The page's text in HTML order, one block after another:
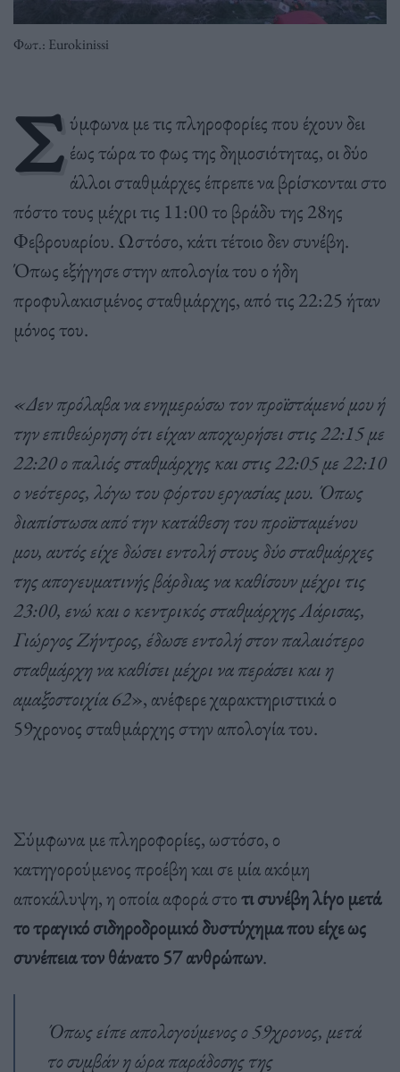
Φωτ.: Eurokinissi
Σ ύμφωνα με τις πληροφορίες που έχουν δει
έως τώρα το φως της δημοσιότητας, οι δύο
άλλοι σταθμάρχες έπρεπε να βρίσκονται στο
πόστο τους μέχρι τις 11:00 το βράδυ της 28ης
Φεβρουαρίου. Ωστόσο, κάτι τέτοιο δεν συνέβη.
Όπως εξήγησε στην απολογία του ο ήδη
προφυλακισμένος σταθμάρχης, από τις 22:25 ήταν
μόνος του.
«Δεν πρόλαβα να ενημερώσω τον προϊστάμενό μου ή
την επιθεώρηση ότι είχαν αποχωρήσει στις 22:15 με
22:20 ο παλιός σταθμάρχης και στις 22:05 με 22:10
ο νεότερος, λόγω του φόρτου εργασίας μου. Όπως
διαπίστωσα από την κατάθεση του προϊσταμένου
μου, αυτός είχε δώσει εντολή στους δύο σταθμάρχες
της απογευματινής βάρδιας να καθίσουν μέχρι τις
23:00, ενώ και ο κεντρικός σταθμάρχης Λάρισας,
Γιώργος Ζήντρος, έδωσε εντολή στον παλαιότερο
σταθμάρχη να καθίσει μέχρι να περάσει και η
αμαξοστοιχία 62», ανέφερε χαρακτηριστικά ο
59χρονος σταθμάρχης στην απολογία του.
Σύμφωνα με πληροφορίες, ωστόσο, ο
κατηγορούμενος προέβη και σε μία ακόμη
αποκάλυψη, η οποία αφορά στοτι συνέβη λίγο μετά
το τραγικό σιδηροδρομικό δυστύχημα που είχε ως
συνέπεια τον θάνατο 57 ανθρώπων.
Όπως είπε απολογούμενος ο 59χρονος, μετά
το συμβάν η ώρα παράδοσης της